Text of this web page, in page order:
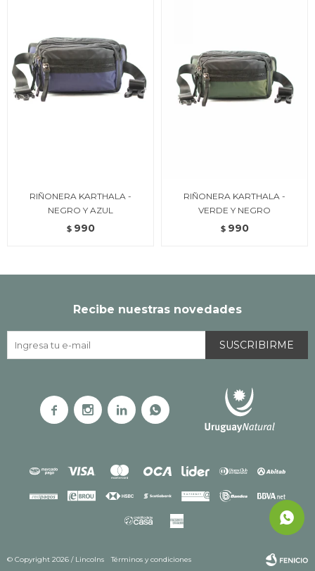
RIÑONERA KARTHALA -
NEGRO Y AZUL
$ 990
RIÑONERA KARTHALA -
VERDE Y NEGRO
$ 990
Recibe nuestras novedades
SUSCRIBIRME
   
© Copyright 2026 / Lincolns Términos y condiciones